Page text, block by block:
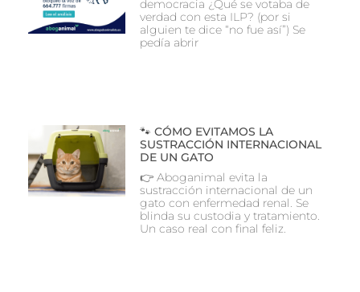
democracia ¿Qué se votaba de
verdad con esta ILP? (por si
alguien te dice “no fue así”) Se
pedía abrir
🐾 CÓMO EVITAMOS LA
SUSTRACCIÓN INTERNACIONAL
DE UN GATO
👉 Aboganimal evita la
sustracción internacional de un
gato con enfermedad renal. Se
blinda su custodia y tratamiento.
Un caso real con final feliz.